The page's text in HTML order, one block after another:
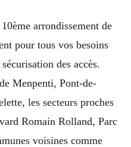
arrondissement de
pour tous vos besoins
des accès.
Menpenti, Pont-de-
les secteurs proches
Romain Rolland, Parc
voisines comme